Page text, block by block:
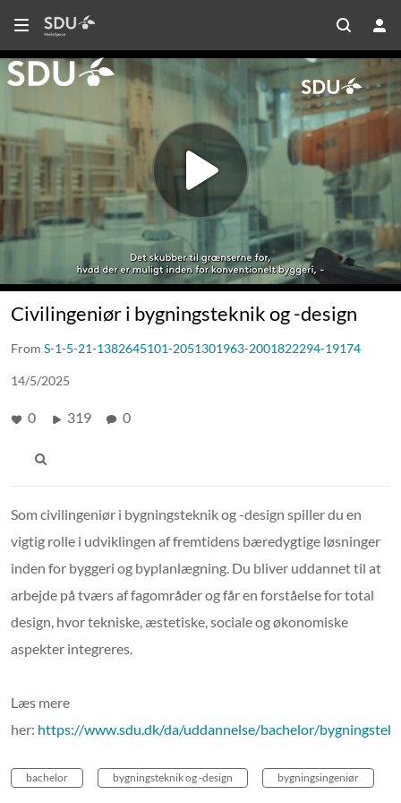
Civilingeniør i bygningsteknik og -design
From S-1-5-21-1382645101-2051301963-2001822294-19174
14/5/2025
0 319 0
Som civilingeniør i bygningsteknik og -design spiller du en
vigtig rolle i udviklingen af fremtidens bæredygtige løsninger
inden for byggeri og byplanlægning. Du bliver uddannet til at
arbejde på tværs af fagområder og får en forståelse for total
design, hvor tekniske, æstetiske, sociale og økonomiske
aspekter integreres.
Læs mere
her: https://www.sdu.dk/da/uddannelse/bachelor/
bachelor bygningsteknik og -design bygningsingeniør